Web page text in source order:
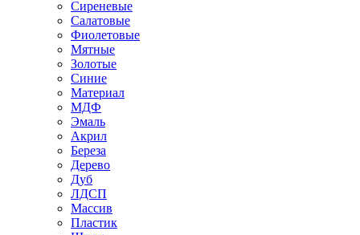
Сиреневые
Салатовые
Фиолетовые
Мятные
Золотые
Синие
Материал
МДФ
Эмаль
Акрил
Береза
Дерево
Дуб
ЛДСП
Массив
Пластик